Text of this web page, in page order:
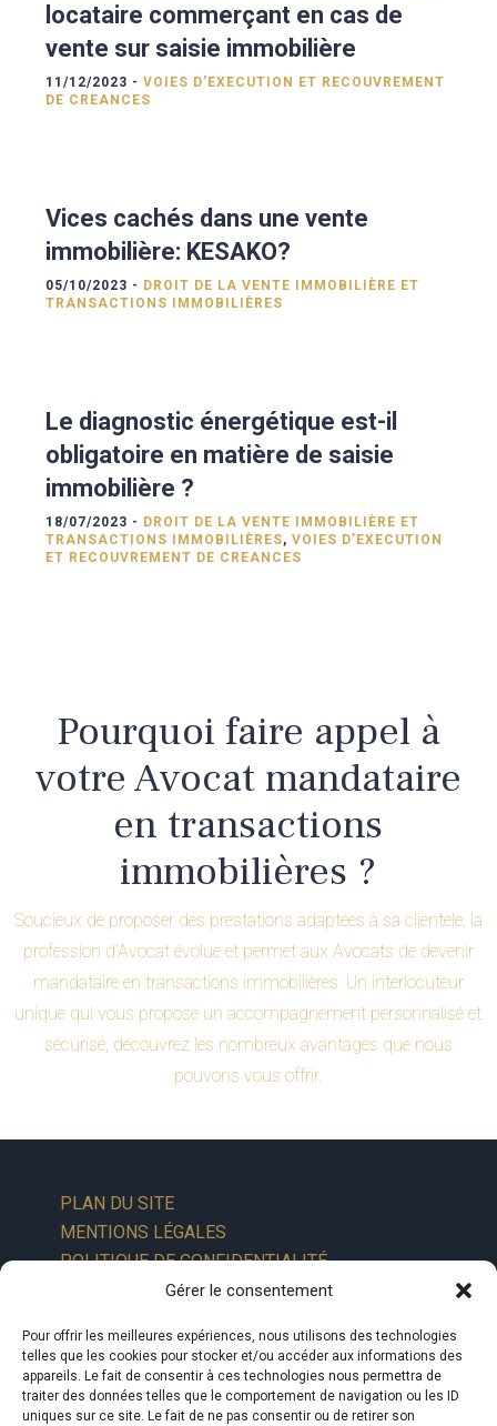
Gérer le consentement
Pour offrir les meilleures expériences, nous utilisons des technologies
telles que les cookies pour stocker et/ou accéder aux informations des
appareils. Le fait de consentir à ces technologies nous permettra de
traiter des données telles que le comportement de navigation ou les ID
uniques sur ce site. Le fait de ne pas consentir ou de retirer son
locataire commerçant en cas de
vente sur saisie immobilière
11/12/2023 - VOIES D’EXECUTION ET RECOUVREMENT
DE CREANCES
Vices cachés dans une vente
immobilière: KESAKO?
05/10/2023 - DROIT DE LA VENTE IMMOBILIÈRE ET
TRANSACTIONS IMMOBILIÈRES
Le diagnostic énergétique est-il
obligatoire en matière de saisie
immobilière ?
18/07/2023 - DROIT DE LA VENTE IMMOBILIÈRE ET
TRANSACTIONS IMMOBILIÈRES, VOIES D’EXECUTION
ET RECOUVREMENT DE CREANCES
Pourquoi faire appel à
votre Avocat mandataire
en transactions
immobilières ?
Soucieux de proposer des prestations adaptées à sa clientèle, la
profession d’Avocat évolue et permet aux Avocats de devenir
mandataire en transactions immobilières. Un interlocuteur
unique qui vous propose un accompagnement personnalisé et
sécurisé, découvrez les nombreux avantages que nous
pouvons vous offrir.
PLAN DU SITE
MENTIONS LÉGALES
POLITIQUE DE CONFIDENTIALITÉ